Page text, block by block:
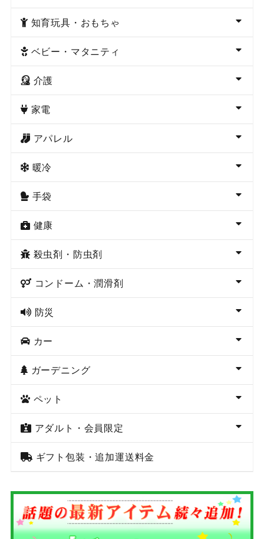
知育玩具・おもちゃ
ベビー・マタニティ
介護
家電
アパレル
暖冷
手袋
健康
殺虫剤・防虫剤
コンドーム・潤滑剤
防災
カー
ガーデニング
ペット
アダルト・会員限定
ギフト包装・追加運送料金